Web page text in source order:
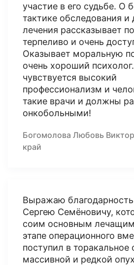
участие в его судьбе. О
тактике обследования и
лечения рассказывает
терпеливо и очень
Оказывает моральную
очень хороший
чувствуется высокий
профессионализм и
такие врачи и должны
онкобольными!
Богомолова Любовь
край
Выражаю
Сергею Семёновичу,
соим основным
этапе операционного
поступил в торакальное
массивной и редкой